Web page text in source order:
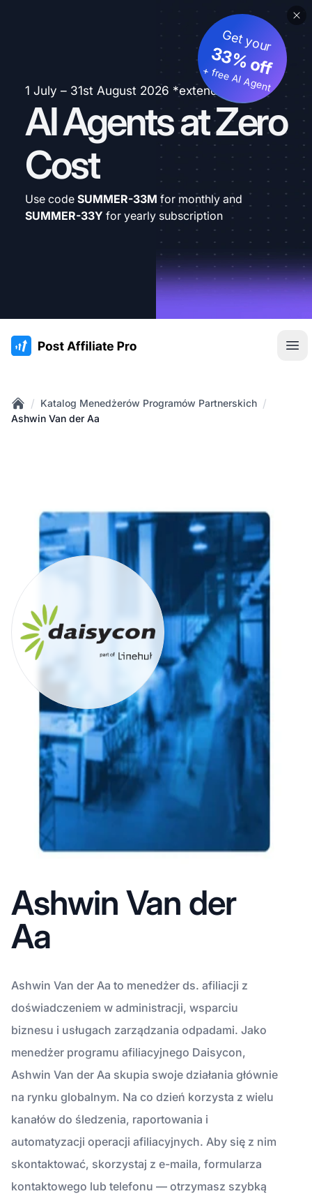
1 July – 31st August 2026 *extended
AI Agents at Zero
Cost
Get your
33% off
+ free AI Agent
Use code SUMMER-33M for monthly and
SUMMER-33Y for yearly subscription
:site.title
Home
/ Katalog Menedżerów Programów Partnerskich /
Ashwin Van der Aa
Ashwin Van der
Aa
Ashwin Van der Aa to menedżer ds. afiliacji z
doświadczeniem w administracji, wsparciu
biznesu i usługach zarządzania odpadami. Jako
menedżer programu afiliacyjnego Daisycon,
Ashwin Van der Aa skupia swoje działania głównie
na rynku globalnym. Na co dzień korzysta z wielu
kanałów do śledzenia, raportowania i
automatyzacji operacji afiliacyjnych. Aby się z nim
skontaktować, skorzystaj z e-maila, formularza
kontaktowego lub telefonu — otrzymasz szybką